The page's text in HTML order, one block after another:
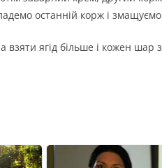
останній корж і
ягід більше і кожен шар